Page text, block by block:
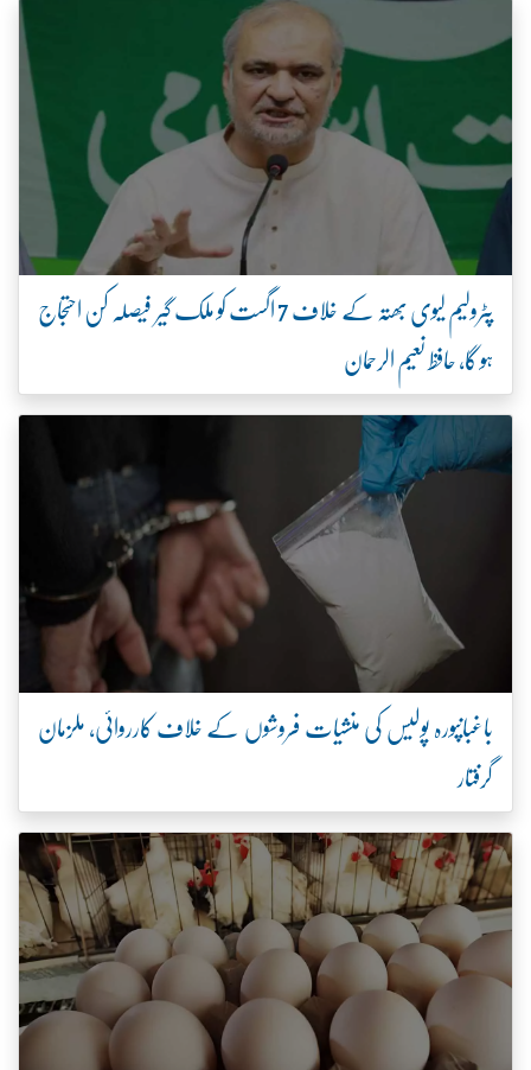
پٹرولیم لیوی بھتہ کے خلاف 7 اگست کو ملک گیر فیصلہ کن احتجاج
ہو گا، حافظ نعیم الرحمان
باغبانپورہ پولیس کی منشیات فروشوں کے خلاف کارروائی، ملزمان
گرفتار